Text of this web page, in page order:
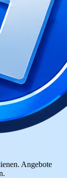
Angebote